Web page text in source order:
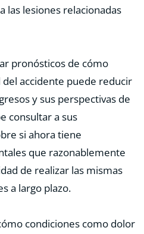
las lesiones relacionadas
pronósticos de cómo
accidente puede reducir
y sus perspectivas de
consultar a sus
si ahora tiene
que razonablemente
de realizar las mismas
a largo plazo.
condiciones como dolor